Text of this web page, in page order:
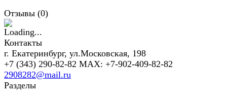
Отзывы (0)
Контакты
г. Екатеринбург, ул.Московская, 198
+7 (343) 290-82-82 MAX: +7-902-409-82-82
2908282@mail.ru
Разделы